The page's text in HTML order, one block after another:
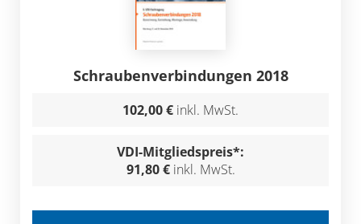
Schraubenverbindungen 2018
102,00 € inkl. MwSt.
VDI-Mitgliedspreis*:
91,80 € inkl. MwSt.